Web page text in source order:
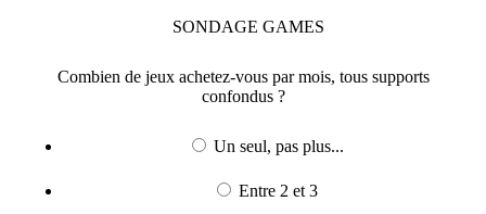
SONDAGE GAMES
Combien de jeux achetez-vous par mois, tous supports
confondus ?
Un seul, pas plus...
Entre 2 et 3